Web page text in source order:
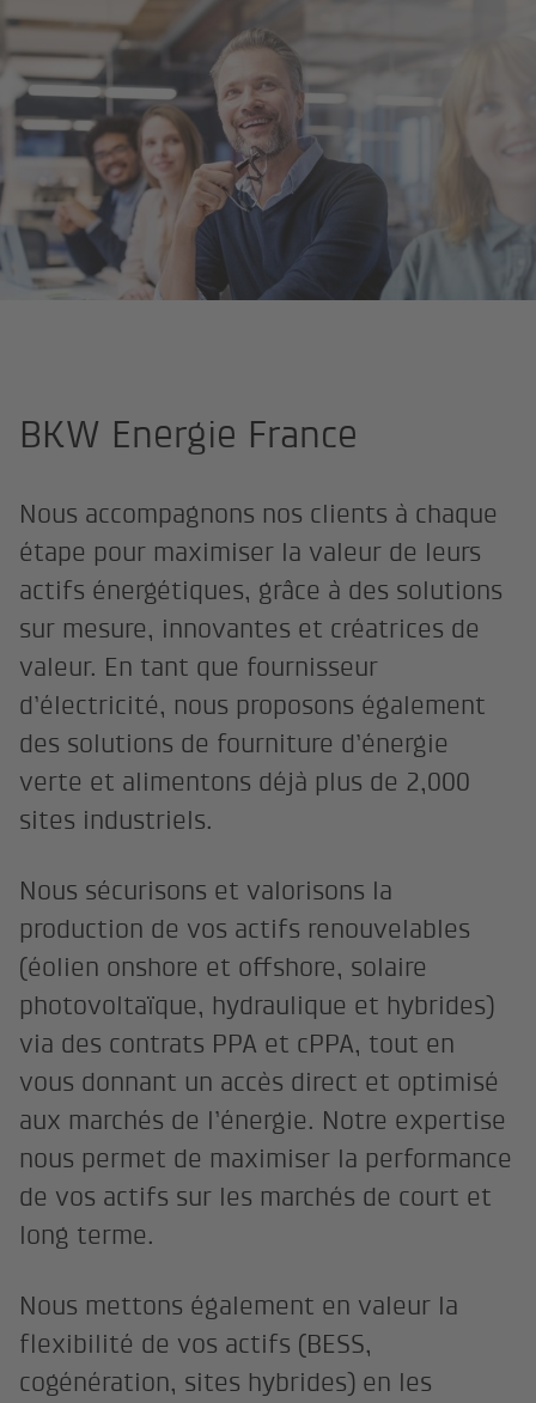
BKW Energie France
Nous accompagnons nos clients à chaque
étape pour maximiser la valeur de leurs
actifs énergétiques, grâce à des solutions
sur mesure, innovantes et créatrices de
valeur. En tant que fournisseur
d’électricité, nous proposons également
des solutions de fourniture d’énergie
verte et alimentons déjà plus de 2,000
sites industriels.
Nous sécurisons et valorisons la
production de vos actifs renouvelables
(éolien onshore et offshore, solaire
photovoltaïque, hydraulique et hybrides)
via des contrats PPA et cPPA, tout en
vous donnant un accès direct et optimisé
aux marchés de l’énergie. Notre expertise
nous permet de maximiser la performance
de vos actifs sur les marchés de court et
long terme.
Nous mettons également en valeur la
flexibilité de vos actifs (BESS,
cogénération, sites hybrides) en les